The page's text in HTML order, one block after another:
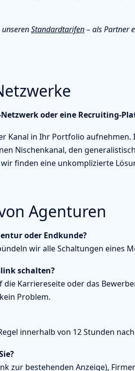
Standardtarifen– als Partner
oder eine Recruiting-
Kanal in Ihr Portfolio
Nischenkanal, den
finden eine unkomplizierte
Agenturen
oder Endkunde?
wir alle Schaltungen eines
schalten?
die Karriereseite oder das
Problem.
innerhalb von 12 Stunden
zur bestehenden Anzeige),